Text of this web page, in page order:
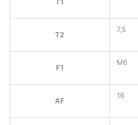
T1
T2
7,5
F1
M6
AF
16